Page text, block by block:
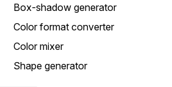
Box-shadow generator
Color format converter
Color mixer
Shape generator